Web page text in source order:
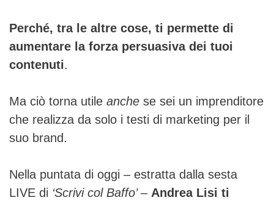
Perché, tra le altre cose, ti permette di
aumentare la forza persuasiva dei tuoi
contenuti.
Ma ciò torna utile anche se sei un imprenditore
che realizza da solo i testi di marketing per il
suo brand.
Nella puntata di oggi – estratta dalla sesta
LIVE di ‘Scrivi col Baffo’– Andrea Lisi ti